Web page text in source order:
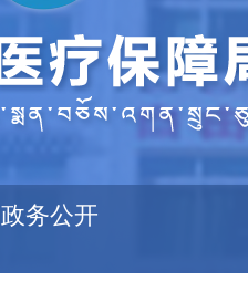
政务公开